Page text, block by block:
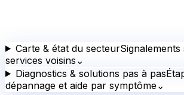
Carte & état du secteur
services voisins ⌄
Diagnostics & solutions pas à pas
dépannage et aide par symptôme⌄